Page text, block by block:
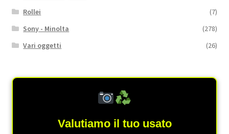
Rollei
(7)
Sony - Minolta
(278)
Vari oggetti
(26)
Valutiamo il tuo usato